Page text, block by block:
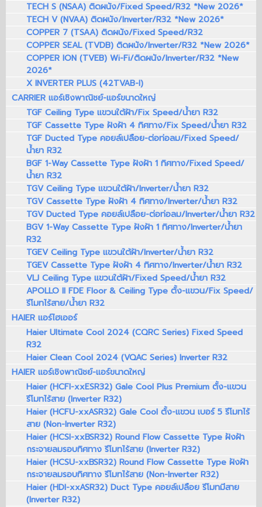
TECH S (NSAA) ติดผนัง/Fixed Speed/R32 *New 2026*
TECH V (NVAA) ติดผนัง/Inverter/R32 *New 2026*
COPPER 7 (TSAA) ติดผนัง/Fixed Speed/R32
COPPER SEAL (TVDB) ติดผนัง/Inverter/R32 *New 2026*
COPPER ION (TVEB) Wi-Fi/ติดผนัง/Inverter/R32 *New
2026*
X INVERTER PLUS (42TVAB-I)
CARRIER แอร์เชิงพาณิชย์-แอร์ขนาดใหญ่
TGF Ceiling Type แขวนใต้ฝ้า/Fix Speed/น้ำยา R32
TGF Cassette Type ฝังฝ้า 4 ทิศทาง/Fix Speed/น้ำยา R32
TGF Ducted Type คอยล์เปลือย-ต่อท่อลม/Fixed Speed/
น้ำยา R32
BGF 1-Way Cassette Type ฝังฝ้า 1 ทิศทาง/Fixed Speed/
น้ำยา R32
TGV Ceiling Type แขวนใต้ฝ้า/Inverter/น้ำยา R32
TGV Cassette Type ฝังฝ้า 4 ทิศทาง/Inverter/น้ำยา R32
TGV Ducted Type คอยล์เปลือย-ต่อท่อลม/Inverter/น้ำยา R32
BGV 1-Way Cassette Type ฝังฝ้า 1 ทิศทาง/Inverter/น้ำยา
R32
TGEV Ceiling Type แขวนใต้ฝ้า/Inverter/น้ำยา R32
TGEV Cassette Type ฝังฝ้า 4 ทิศทาง/Inverter/น้ำยา R32
VLJ Ceiling Type แขวนใต้ฝ้า/Fixed Speed/น้ำยา R32
APOLLO II FDE Floor & Ceiling Type ตั้ง-แขวน/Fix Speed/
รีโมทไร้สาย/น้ำยา R32
HAIER แอร์ไฮเออร์
Haier Ultimate Cool 2024 (CQRC Series) Fixed Speed
R32
Haier Clean Cool 2024 (VQAC Series) Inverter R32
HAIER แอร์เชิงพาณิชย์-แอร์ขนาดใหญ่
Haier (HCFI-xxESR32) Gale Cool Plus Premium ตั้ง-แขวน
รีโมทไร้สาย (Inverter R32)
Haier (HCFU-xxASR32) Gale Cool ตั้ง-แขวน เบอร์ 5 รีโมทไร้
สาย (Non-Inverter R32)
Haier (HCSI-xxBSR32) Round Flow Cassette Type ฝังฝ้า
กระจายลมรอบทิศทาง รีโมทไร้สาย (Inverter R32)
Haier (HCSU-xxBSR32) Round Flow Cassette Type ฝังฝ้า
กระจายลมรอบทิศทาง รีโมทไร้สาย (Non-Inverter R32)
Haier (HDI-xxASR32) Duct Type คอยล์เปลือย รีโมทมีสาย
(Inverter R32)